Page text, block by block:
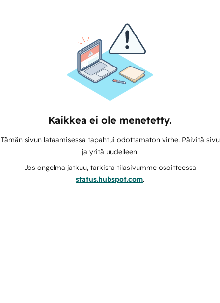
Kaikkea ei ole menetetty.
Tämän sivun lataamisessa tapahtui odottamaton virhe. Päivitä sivu
ja yritä uudelleen.
Jos ongelma jatkuu, tarkista tilasivumme osoitteessa
status.hubspot.com.